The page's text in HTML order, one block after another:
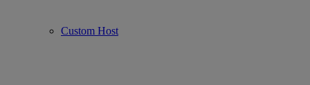
Custom Host